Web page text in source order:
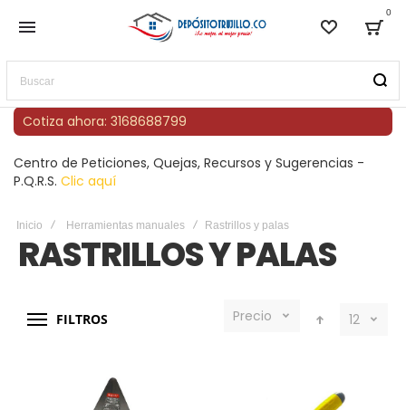
Lista de
0
Buscar
Cotiza ahora: 3168688799
Centro de Peticiones, Quejas, Recursos y Sugerencias -
P.Q.R.S. Clic aquí
Inicio Herramientas manuales Rastrillos y palas
RASTRILLOS Y PALAS
FILTROS Precio 12